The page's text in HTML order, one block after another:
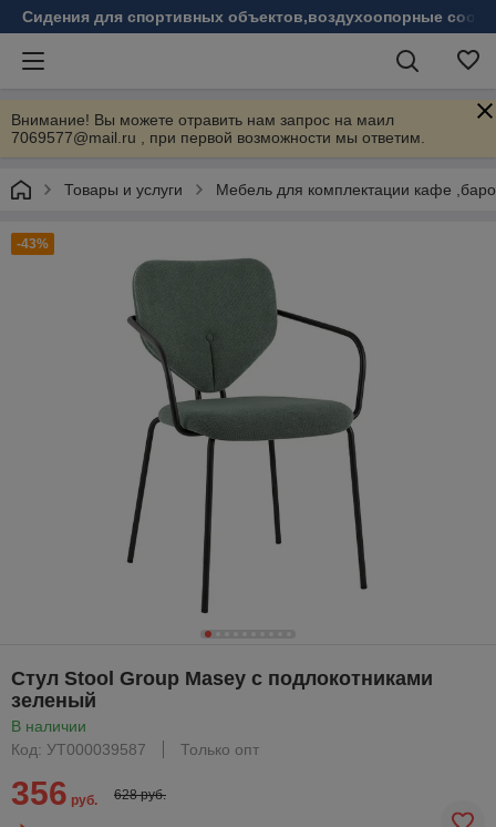
Сидения для спортивных объектов,воздухоопорные
Внимание! Вы можете отравить нам запрос на маил
7069577@mail.ru , при первой возможности мы ответим.
Товары и услуги Мебель для комплектации кафе
-43%
Стул Stool Group Masey с подлокотниками
зеленый
В наличии
Код: УТ000039587
Только опт
356 руб. 628 руб.